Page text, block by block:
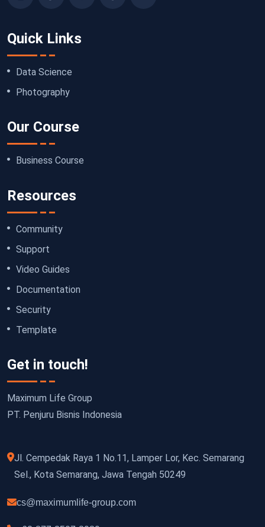
Quick Links
Data Science
Photography
Our Course
Business Course
Resources
Community
Support
Video Guides
Documentation
Security
Template
Get in touch!
Maximum Life Group
PT. Penjuru Bisnis Indonesia
Jl. Cempedak Raya 1 No.11, Lamper Lor, Kec. Semarang
Sel., Kota Semarang, Jawa Tengah 50249
cs@maximumlife-group.com